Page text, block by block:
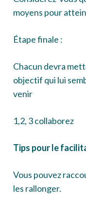
moyens pour
Étape finale :
Chacun devra
objectif qui lui
venir
1,2, 3 collaborez
Tips pour le
Vous pouvez
les rallonger.